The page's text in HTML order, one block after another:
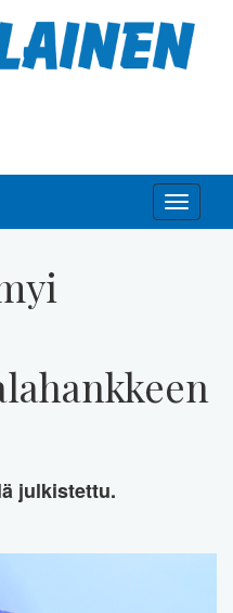
Toggle
julkistettu.